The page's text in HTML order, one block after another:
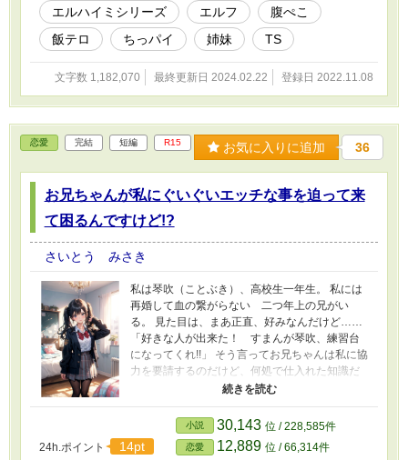
全て架空のモノです。マネして不味くても当方は責任を負いかねま
すのでご了承ください。 ＊本作品お料理以外のお話が多くなって
おりますので予めご了承ください。
エルハイミシリーズ エルフ
腹ぺこ
飯テロ
ちっパイ 姉妹 TS
文字数 1,182,070 最終更新日 2024.02.22 登録日 2022.11.08
恋愛 完結 短編 R15 お気に入りに追加 36
お兄ちゃんが私にぐいぐいエッチな事を迫って来
て困るんですけど!?
さいとう みさき
私は琴吹（ことぶき）、高校生一年生。 私には
再婚して血の繋がらない 二つ年上の兄がい
る。 見た目は、まあ正直、好みなんだけど……
「好きな人が出来た！ すまんが琴吹、練習台
になってくれ!!」 そう言ってお兄ちゃんは私に協
力を要請するのだけど、何処で仕入れた知識だ
かエッチな事ばかりしてこようとする。 「お兄
事しちゃダメだってばッ!!」 はぁ、見た目は好み
なのにこのバカ兄は目的の為に偏った知識で女
の子に接して来ようとする。 こんなんじゃ絶対
24h.ポイント 14pt
小説 30,143 位 / 228,585件
恋愛 12,889 位 / 66,314件